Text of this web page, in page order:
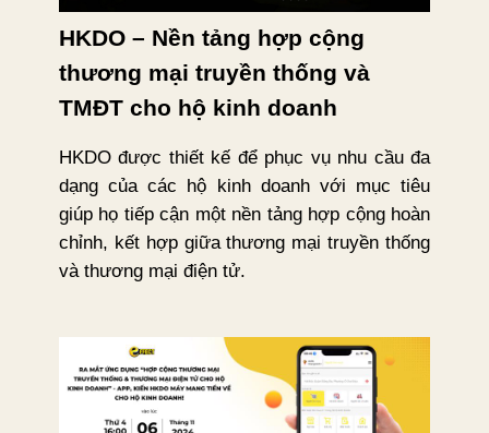
HKDO – Nền tảng hợp cộng
thương mại truyền thống và
TMĐT cho hộ kinh doanh
HKDO được thiết kế để phục vụ nhu cầu đa
dạng của các hộ kinh doanh với mục tiêu
giúp họ tiếp cận một nền tảng hợp cộng hoàn
chỉnh, kết hợp giữa thương mại truyền thống
và thương mại điện tử.